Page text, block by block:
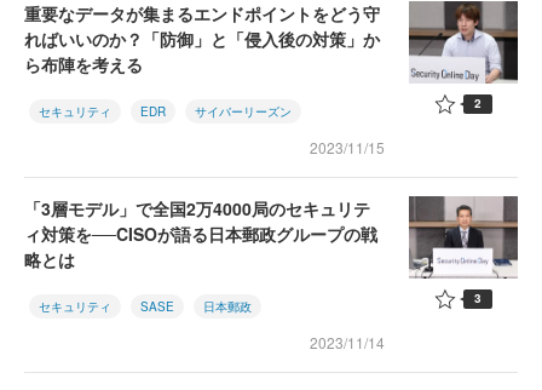
重要なデータが集まるエンドポイントをどう守
ればいいのか？「防御」と「侵入後の対策」か
ら布陣を考える
セキュリティ EDR サイバーリーズン
2023/11/15
2
「3層モデル」で全国2万4000局のセキュリテ
ィ対策を──CISOが語る日本郵政グループの戦
略とは
セキュリティ SASE 日本郵政
2023/11/14
3